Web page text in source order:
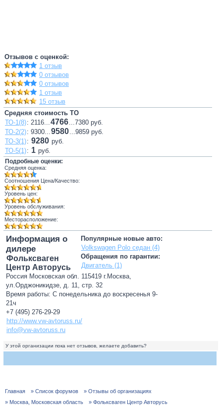
Отзывов с оценкой:
1 отзыв
0 отзывов
0 отзывов
1 отзыв
15 отзыв
Средняя стоимость ТО
ТО-1(8): 2116...4766...7380 руб.
ТО-2(2): 9300...9580...9859 руб.
ТО-3(1): 9280 руб.
ТО-5(1): 1 руб.
Подробные оценки:
Средняя оценка:
Соотношения Цена/Качество:
Уровень цен:
Уровень обслуживания:
Месторасположение:
Популярные новые авто:
Volkswagen Polo седан (4)
Обращения по гарантии:
Двигатель (1)
Информация о
дилере
Фольксваген
Центр Авторусь
Россия Московская обл. 115419 г.Москва,
ул.Орджоникидзе, д. 11, стр. 32
Время работы: С понедельника до воскресенья 9-
21ч
+7 (495) 276-29-29
http://www.vw-avtoruss.ru/
info@vw-avtoruss.ru
У этой организации пока нет отзывов, желаете добавить?
Главная » Список форумов
» Отзывы об организациях
» Москва, Московская область
» Фольксваген Центр Авторусь